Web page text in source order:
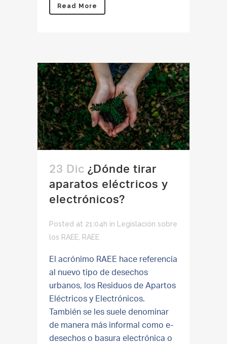
Read More
23 Dic ¿Dónde tirar
aparatos eléctricos y
electrónicos?
Posted at 21:04h in Legislación sobre
los RAEE, RAEE
El acrónimo RAEE hace referencia
al nuevo tipo de desechos
urbanos, los Residuos de Apartos
Eléctricos y Electrónicos.
También se les suele denominar
de manera más informal como e-
desechos o basura electrónica o